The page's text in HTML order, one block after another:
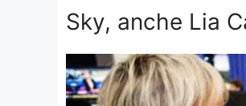
Sky, anche Lia